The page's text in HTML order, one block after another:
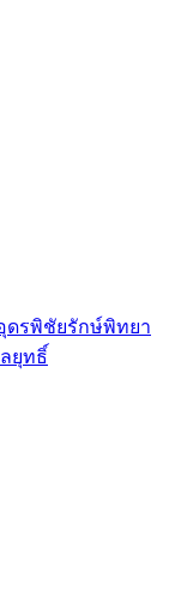
School
ดรพิชัยรักษ์พิทยา
ยุทธิ์